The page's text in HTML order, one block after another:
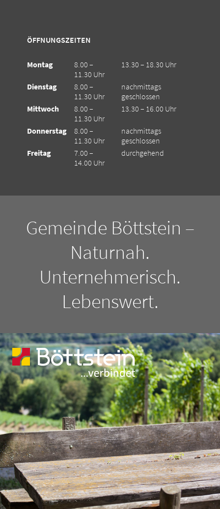
ÖFFNUNGSZEITEN
Montag
8.00 –
11.30 Uhr
13.30 – 18.30 Uhr
Dienstag
8.00 –
11.30 Uhr
nachmittags
geschlossen
Mittwoch
8.00 –
11.30 Uhr
13.30 – 16.00 Uhr
Donnerstag
8.00 –
11.30 Uhr
nachmittags
geschlossen
Freitag
7.00 –
14.00 Uhr
durchgehend
Gemeinde Böttstein –
Naturnah.
Unternehmerisch.
Lebenswert.